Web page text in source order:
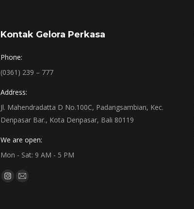
Kontak Gelora Perkasa
Phone:
(0361) 239 – 777
Address:
Jl. Mahendradatta D No.100C, Padangsambian, Kec.
Denpasar Bar., Kota Denpasar, Bali 80119
We are open:
Mon - Sat: 9 AM - 5 PM
Find us on:
Instagram
Mail